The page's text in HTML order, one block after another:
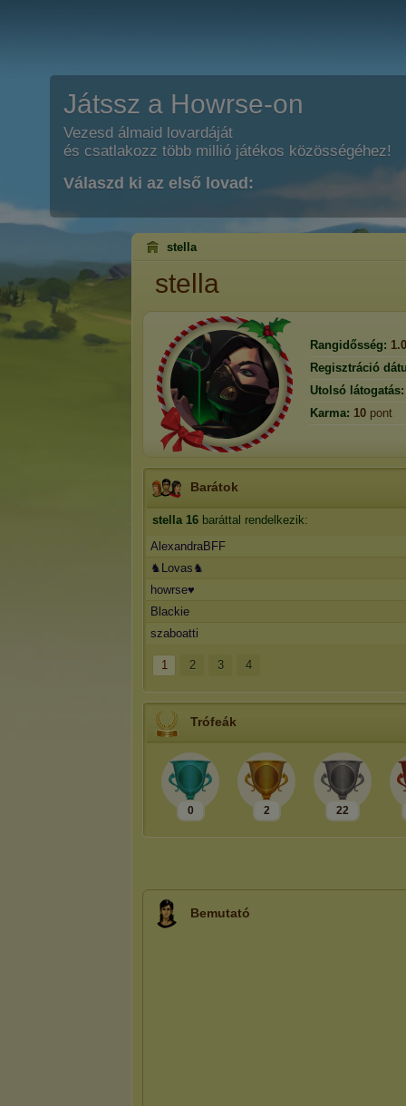
Játssz a Howrse-on
Vezesd álmaid lovardáját
és csatlakozz több millió játékos közösségéhez!
Válaszd ki az első lovad:
stella
stella
Rangidősség:
Regisztráció
Utolsó látogatás:
Karma: 10 pont
Barátok
stella 16 baráttal rendelkezik:
AlexandraBFF
♞Lovas♞
howrse♥
Blackie
szaboatti
1 2 3 4
Trófeák
0 2 22
Bemutató